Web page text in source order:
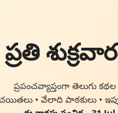
ప్రపంచవ్యాప్తంగా తెలుగు
• వేలాది పాఠకులు •